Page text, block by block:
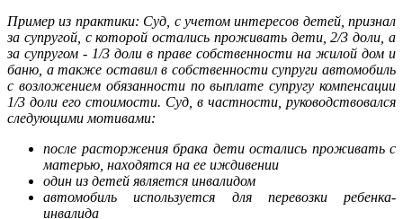
Пример из практики: Суд, с учетом интересов детей, признал
за супругой, с которой остались проживать дети, 2/3 доли, а
за супругом - 1/3 доли в праве собственности на жилой дом и
баню, а также оставил в собственности супруги автомобиль
с возложением обязанности по выплате супругу компенсации
1/3 доли его стоимости. Суд, в частности, руководствовался
следующими мотивами:
после расторжения брака дети остались проживать с
матерью, находятся на ее иждивении
один из детей является инвалидом
автомобиль используется для перевозки ребенка-
инвалида